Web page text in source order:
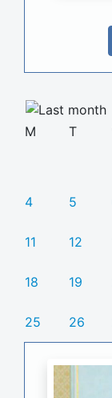
M
T
4 5
11 12
18 19
25 26